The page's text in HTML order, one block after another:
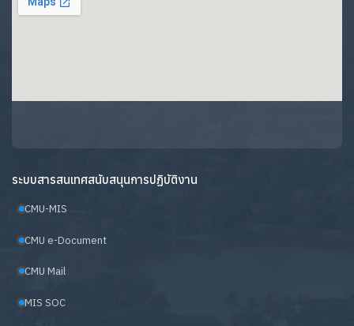
ระบบสารสนเทศสนับสนุนการปฏิบัติงาน
CMU-MIS
CMU e-Document
CMU Mail
MIS SOC